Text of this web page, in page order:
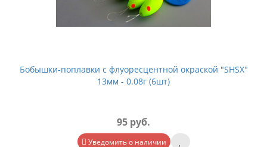
Бобышки-поплавки с флуоресцентной окраской "SHSX"
13мм - 0.08г (6шт)
95 руб.
Уведомить о наличии